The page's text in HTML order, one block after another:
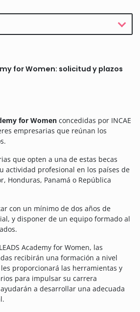
for Women: solicitud y plazos
for Women concedidas por INCAE
empresarias que reúnan los
que opten a una de estas becas
actividad profesional en los países de
Honduras, Panamá o República
con un mínimo de dos años de
y disponer de un equipo formado al
Academy for Women, las
recibirán una formación a nivel
proporcionará las herramientas y
para impulsar su carrera
a desarrollar una adecuada